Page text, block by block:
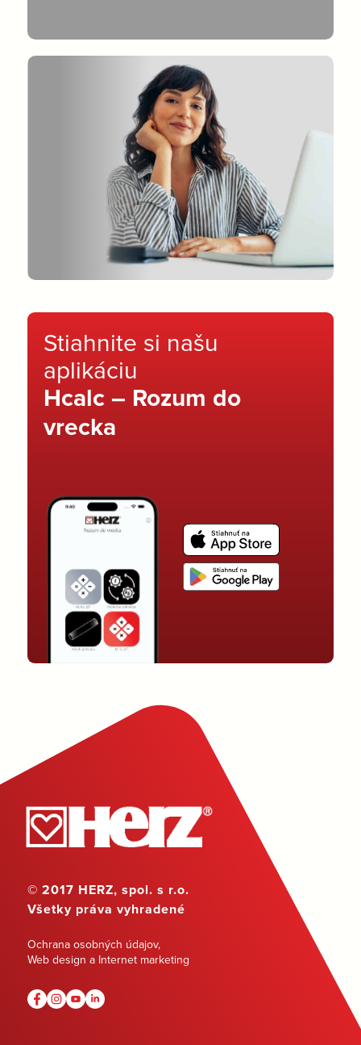
Stiahnite si našu
aplikáciu
Hcalc – Rozum do
vrecka
© 2017 HERZ, spol. s r.o.
Všetky práva vyhradené
Ochrana osobných údajov,
Web design a Internet marketing